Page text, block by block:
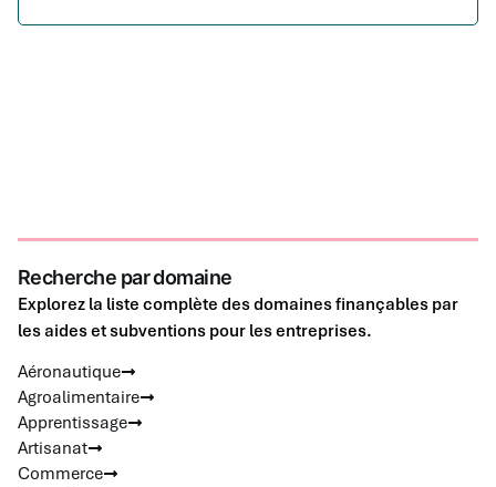
Recherche par domaine
Explorez la liste complète des domaines finançables par
les aides et subventions pour les entreprises.
Aéronautique
Agroalimentaire
Apprentissage
Artisanat
Commerce